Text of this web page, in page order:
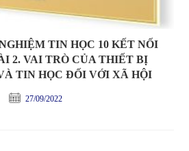
TIN HỌC 10 KẾT NỐI
2. VAI TRÒ CỦA THIẾT BỊ
TIN HỌC ĐỐI VỚI XÃ HỘI
27/09/2022